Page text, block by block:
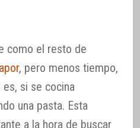
como el resto de
, pero menos tiempo,
si se cocina
una pasta. Esta
a la hora de buscar